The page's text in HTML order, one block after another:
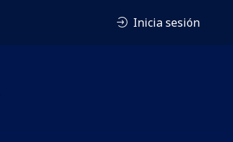
Inicia sesión